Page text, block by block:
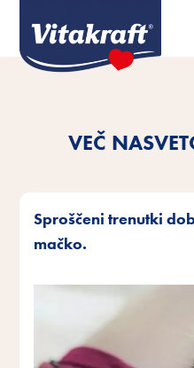
VEČ
Sproščeni trenutki
mačko.